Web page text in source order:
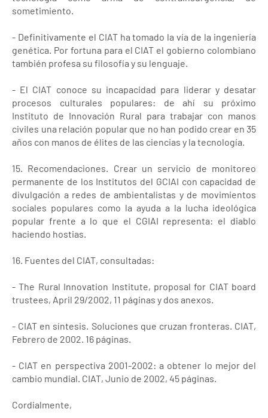
sometimiento.
- Definitivamente el CIAT ha tomado la vía de la ingeniería
genética. Por fortuna para el CIAT el gobierno colombiano
también profesa su filosofía y su lenguaje.
- El CIAT conoce su incapacidad para liderar y desatar
procesos culturales populares: de ahí su próximo
Instituto de Innovación Rural para trabajar con manos
civiles una relación popular que no han podido crear en 35
años con manos de élites de las ciencias y la tecnología.
15. Recomendaciones. Crear un servicio de monitoreo
permanente de los Institutos del GCIAI con capacidad de
divulgación a redes de ambientalistas y de movimientos
sociales populares como la ayuda a la lucha ideológica
popular frente a lo que el CGIAI representa: el diablo
haciendo hostias.
16. Fuentes del CIAT, consultadas:
- The Rural Innovation Institute, proposal for CIAT board
trustees, April 29/2002, 11 páginas y dos anexos.
- CIAT en síntesis. Soluciones que cruzan fronteras. CIAT,
Febrero de 2002. 16 páginas.
- CIAT en perspectiva 2001-2002: a obtener lo mejor del
cambio mundial. CIAT, Junio de 2002, 45 páginas.
Cordialmente,